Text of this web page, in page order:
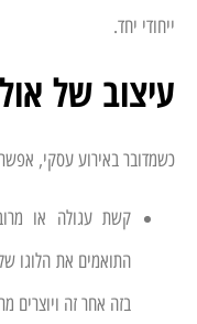
ייחודי יחד.
עיצוב של
כשמדובר באירוע עסקי, אפשר
קשת עגולה או
התואמים את הלוגו
בזה אחר זה ויוצרים